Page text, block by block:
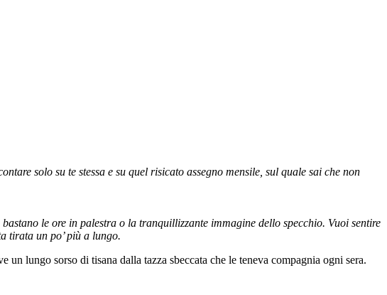
solo su te stessa e su quel risicato assegno mensile, sul quale sai che non
le ore in palestra o la tranquillizzante immagine dello specchio. Vuoi sentire
tirata un po’ più a lungo.
lungo sorso di tisana dalla tazza sbeccata che le teneva compagnia ogni sera.